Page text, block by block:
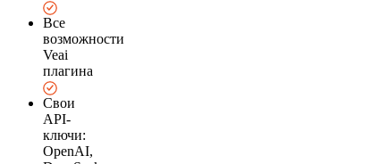
Все
возможности
Veai
плагина
Свои
API-
ключи:
OpenAI,